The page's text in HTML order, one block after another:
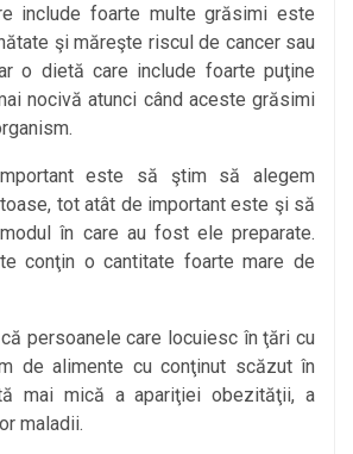
foarte multe grăsimi este
şi măreşte riscul de cancer sau
o dietă care include foarte puţine
nocivă atunci când aceste grăsimi
este să ştim să alegem
tot atât de important este şi să
în care au fost ele preparate.
conţin o cantitate foarte mare de
persoanele care locuiesc în ţări cu
de alimente cu conţinut scăzut în
mai mică a apariţiei obezităţii, a
maladii.